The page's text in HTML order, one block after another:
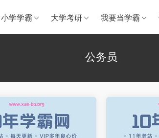
小学学霸 大学考研 我要当学霸
公务员